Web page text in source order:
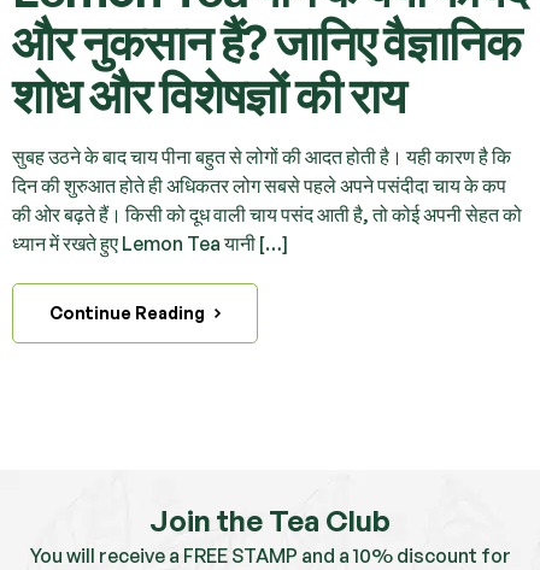
और नुकसान हैं? जानिए वैज्ञानिक
शोध और विशेषज्ञों की राय
सुबह उठने के बाद चाय पीना बहुत से लोगों की आदत होती है। यही कारण है कि
दिन की शुरुआत होते ही अधिकतर लोग सबसे पहले अपने पसंदीदा चाय के कप
की ओर बढ़ते हैं। किसी को दूध वाली चाय पसंद आती है, तो कोई अपनी सेहत को
ध्यान में रखते हुए Lemon Tea यानी […]
Continue Reading
Join the Tea Club
You will receive a FREE STAMP and a 10% discount for